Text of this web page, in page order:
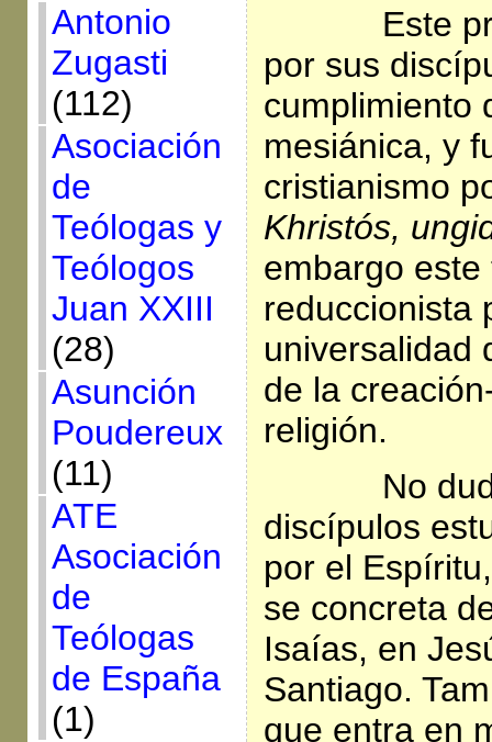
Antonio
Zugasti
(112)
Asociación
de
Teólogas y
Teólogos
Juan XXIII
(28)
Asunción
Poudereux
(11)
ATE
Asociación
de
Teólogas
de España
(1)
Este
por sus
cumplimiento
mesiánica, y
cristianismo
Khristós,
embargo
reduccionista
universalidad
de la
religión.
No
discípulos
por el
se concreta
Isaías, en
Santiago.
que entra en